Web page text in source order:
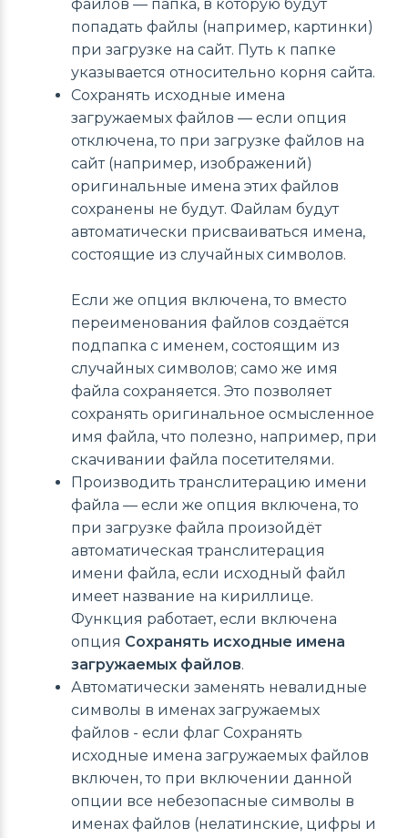
файлов — папка, в которую будут
попадать файлы (например, картинки)
при загрузке на сайт. Путь к папке
указывается относительно корня сайта.
Сохранять исходные имена
загружаемых файлов — если опция
отключена, то при загрузке файлов на
сайт (например, изображений)
оригинальные имена этих файлов
сохранены не будут. Файлам будут
автоматически присваиваться имена,
состоящие из случайных символов.
Если же опция включена, то вместо
переименования файлов создаётся
подпапка с именем, состоящим из
случайных символов; само же имя
файла сохраняется. Это позволяет
сохранять оригинальное осмысленное
имя файла, что полезно, например, при
скачивании файла посетителями.
Производить транслитерацию имени
файла — если же опция включена, то
при загрузке файла произойдёт
автоматическая транслитерация
имени файла, если исходный файл
имеет название на кириллице.
Функция работает, если включена
опция Сохранять исходные имена
загружаемых файлов.
Автоматически заменять невалидные
символы в именах загружаемых
файлов - если флаг Сохранять
исходные имена загружаемых файлов
включен, то при включении данной
опции все небезопасные символы в
именах файлов (нелатинские, цифры и